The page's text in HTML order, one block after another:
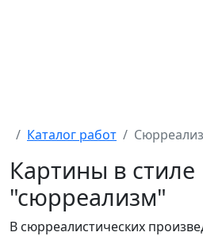
Каталог работ
Картины в стиле
"сюрреализм"
В сюрреалистических